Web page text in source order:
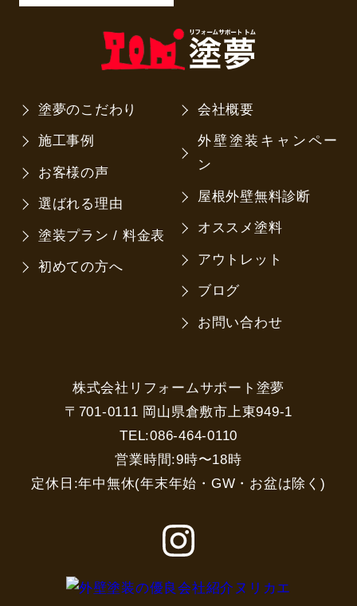
塗夢のこだわり
施工事例
お客様の声
選ばれる理由
塗装プラン / 料金表
初めての方へ
会社概要
外壁塗装キャンペー
ン
屋根外壁無料診断
オススメ塗料
アウトレット
ブログ
お問い合わせ
株式会社リフォームサポート塗夢
〒701-0111 岡山県倉敷市上東949-1
TEL:086-464-0110
営業時間:9時〜18時
定休日:年中無休(年末年始・GW・お盆は除く)